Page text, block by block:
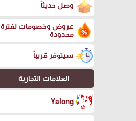
وصل حديثاً
عروض وخصومات لفترة
محدودة
سيتوفر قريباً
العلامات التجارية
Yalong